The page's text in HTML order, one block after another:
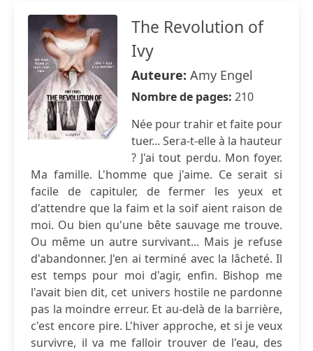
The Revolution of
Ivy
Auteure: Amy Engel
Nombre de pages: 210
Née pour trahir et faite pour
tuer... Sera-t-elle à la hauteur
? J'ai tout perdu. Mon foyer.
Ma famille. L'homme que j'aime. Ce serait si
facile de capituler, de fermer les yeux et
d'attendre que la faim et la soif aient raison de
moi. Ou bien qu'une bête sauvage me trouve.
Ou même un autre survivant... Mais je refuse
d'abandonner. J'en ai terminé avec la lâcheté. Il
est temps pour moi d'agir, enfin. Bishop me
l'avait bien dit, cet univers hostile ne pardonne
pas la moindre erreur. Et au-delà de la barrière,
c'est encore pire. L'hiver approche, et si je veux
survivre, il va me falloir trouver de l'eau, des